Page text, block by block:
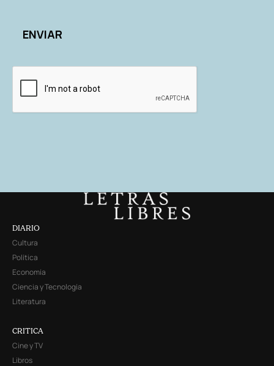
DIARIO
Cultura
Política
Economía
Ciencia y Tecnología
Literatura
CRITICA
Cine y TV
Libros